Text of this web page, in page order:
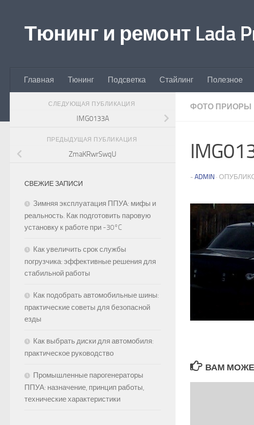
Тюнинг и ремонт Lada
Главная Тюнинг Подсветка Стайлинг Полезное
ФОТО ПРИОРЫ
- ADMIN ·
ВАМ
СЛЕДУЮЩАЯ ПУБЛИКАЦИЯ
IMG0133A
ПРЕДЫДУЩАЯ ПУБЛИКАЦИЯ
ZmaKRwrSwqU
СВЕЖИЕ ЗАПИСИ
Зимняя эксплуатация ППУА: мифы и
реальность. Как подготовить паровую
установку к работе при -30°C
Как увеличить срок службы
погрузчика: эффективные решения для
стабильной работы
Как подобрать автомобильные шины:
практические советы для безопасной
езды
Как выбрать диски для автомобиля:
практическое руководство
Промышленные парогенераторы
ППУА: назначение, принцип работы,
технические характеристики